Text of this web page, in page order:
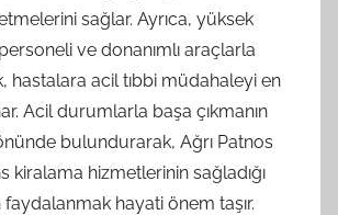
sağlar. Ayrıca, yüksek
ve donanımlı araçlarla
hastalara acil tıbbi müdahaleyi en
Acil durumlarla başa çıkmanın
bulundurarak, Ağrı Patnos
kiralama hizmetlerinin sağladığı
hayati önem taşır.